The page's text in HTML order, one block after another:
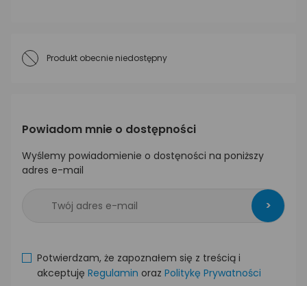
Produkt obecnie niedostępny
Powiadom mnie o dostępności
Wyślemy powiadomienie o dostęności na poniższy
adres e-mail
>
Potwierdzam, że zapoznałem się z treścią i
akceptuję Regulamin oraz Politykę Prywatności